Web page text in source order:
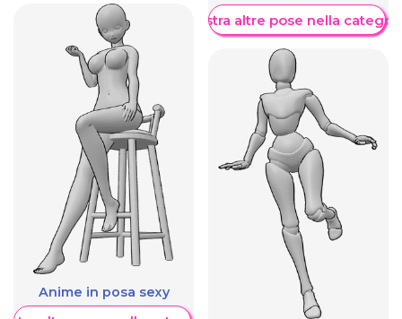
Anime in posa sexy
Mostra altre pose nella